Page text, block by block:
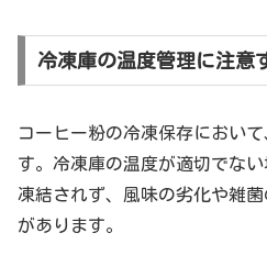
冷凍庫の温度管理に注意
コーヒー粉の冷凍保存におい
す。冷凍庫の温度が適切でな
凍結されず、風味の劣化や雑
があります。